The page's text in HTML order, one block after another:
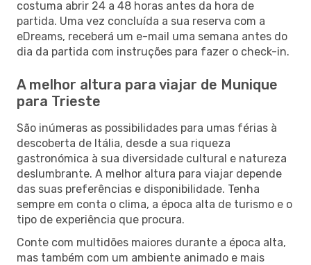
costuma abrir 24 a 48 horas antes da hora de
partida. Uma vez concluída a sua reserva com a
eDreams, receberá um e-mail uma semana antes do
dia da partida com instruções para fazer o check-in.
A melhor altura para viajar de Munique
para Trieste
São inúmeras as possibilidades para umas férias à
descoberta de Itália, desde a sua riqueza
gastronómica à sua diversidade cultural e natureza
deslumbrante. A melhor altura para viajar depende
das suas preferências e disponibilidade. Tenha
sempre em conta o clima, a época alta de turismo e o
tipo de experiência que procura.
Conte com multidões maiores durante a época alta,
mas também com um ambiente animado e mais